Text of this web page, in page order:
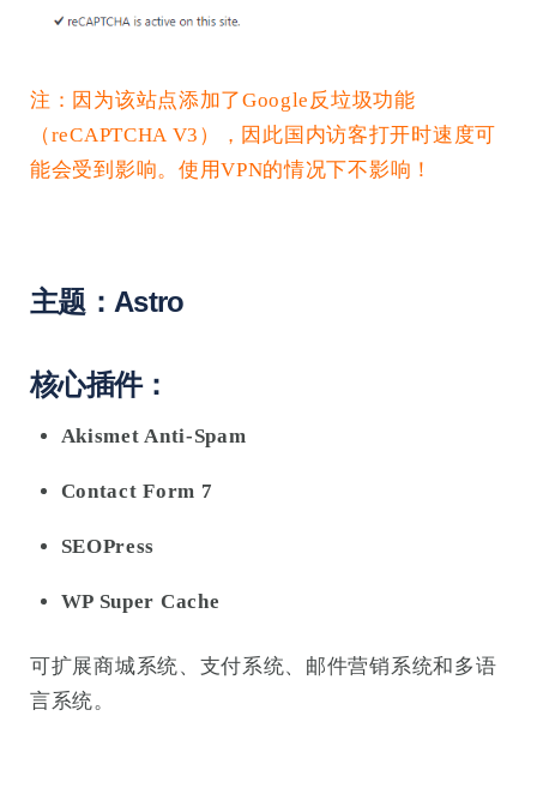
注：因为该站点添加了Google反垃圾功能
（reCAPTCHA V3），因此国内访客打开时速度可
能会受到影响。使用VPN的情况下不影响！
主题：Astro
核心插件：
Akismet Anti-Spam
Contact Form 7
SEOPress
WP Super Cache
可扩展商城系统、支付系统、邮件营销系统和多语
言系统。